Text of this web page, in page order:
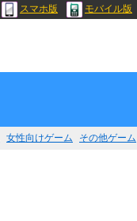
スマホ版 モバイル版
女性向けゲーム その他ゲーム